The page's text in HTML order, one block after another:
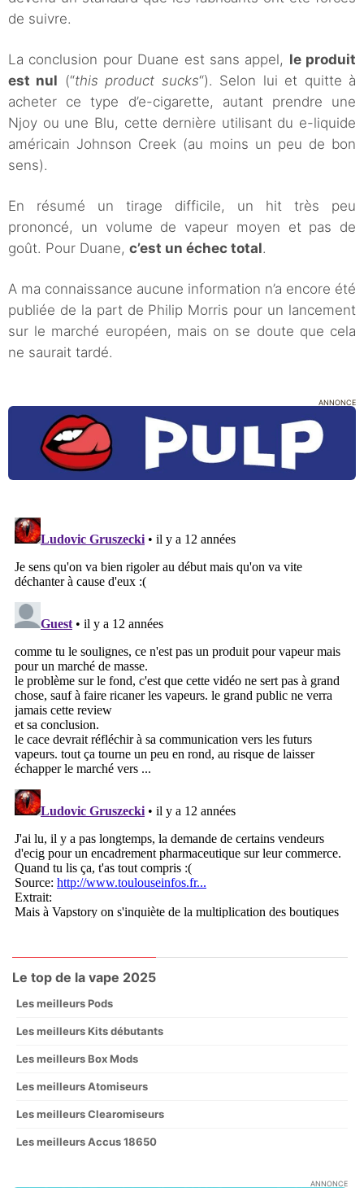
de suivre.
La conclusion pour Duane est sans appel, le produit
est nul (“this product sucks“). Selon lui et quitte à
acheter ce type d’e-cigarette, autant prendre une
Njoy ou une Blu, cette dernière utilisant du e-liquide
américain Johnson Creek (au moins un peu de bon
sens).
En résumé un tirage difficile, un hit très peu
prononcé, un volume de vapeur moyen et pas de
goût. Pour Duane, c’est un échec total.
A ma connaissance aucune information n’a encore été
publiée de la part de Philip Morris pour un lancement
sur le marché européen, mais on se doute que cela
ne saurait tardé.
ANNONCE
Le top de la vape 2025
Les meilleurs Pods
Les meilleurs Kits débutants
Les meilleurs Box Mods
Les meilleurs Atomiseurs
Les meilleurs Clearomiseurs
Les meilleurs Accus 18650
ANNONCE